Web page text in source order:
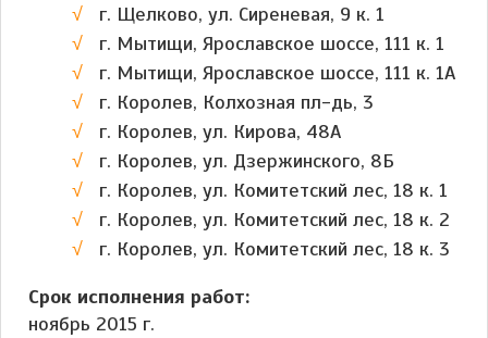
г. Щелково, ул. Сиреневая, 9 к. 1
г. Мытищи, Ярославское шоссе, 111 к. 1
г. Мытищи, Ярославское шоссе, 111 к. 1А
г. Королев, Колхозная пл-дь, 3
г. Королев, ул. Кирова, 48А
г. Королев, ул. Дзержинского, 8Б
г. Королев, ул. Комитетский лес, 18 к. 1
г. Королев, ул. Комитетский лес, 18 к. 2
г. Королев, ул. Комитетский лес, 18 к. 3
Срок исполнения работ:
ноябрь 2015 г.